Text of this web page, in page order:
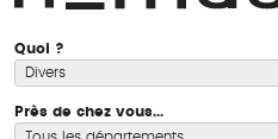
Quoi ?
Près de chez vous...